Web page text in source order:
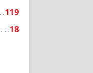
119
18